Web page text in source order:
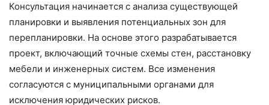
Консультация начинается с анализа существующей
планировки и выявления потенциальных зон для
перепланировки. На основе этого разрабатывается
проект, включающий точные схемы стен, расстановку
мебели и инженерных систем. Все изменения
согласуются с муниципальными органами для
исключения юридических рисков.